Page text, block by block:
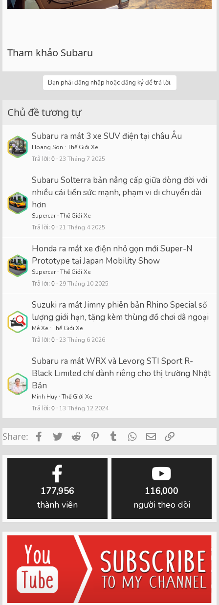
Tham khảo Subaru
Bạn phải đăng nhập hoặc đăng ký để trả lời.
Chủ đề tương tự
Subaru ra mắt 3 xe SUV điện tại châu Âu
Hoang Son Thế Giới Xe
Trả lời 0 23 Tháng 7 2025
Subaru Solterra bản nâng cấp giữa dòng đời với
nhiều cải tiến sức mạnh, phạm vi di chuyển dài
hơn
Supercar Thế Giới Xe
Trả lời 0 21 Tháng 4 2025
Honda ra mắt xe điện nhỏ gọn mới Super-N
Prototype tại Japan Mobility Show
Supercar Thế Giới Xe
Trả lời 0 29 Tháng 10 2025
Suzuki ra mắt Jimny phiên bản Rhino Special số
lượng giới hạn, tặng kèm thùng đồ chơi dã ngoại
Mê Xe Thế Giới Xe
Trả lời 0 23 Tháng 6 2026
Subaru ra mắt WRX và Levorg STI Sport R-
Black Limited chỉ dành riêng cho thị trường Nhật
Bản
Minh Huy Thế Giới Xe
Trả lời 0 13 Tháng 12 2024
Share: FacebookTwitterReddit PinterestTumblrWhatsApp
Email
177,956
thành viên
116,000
người theo dõi